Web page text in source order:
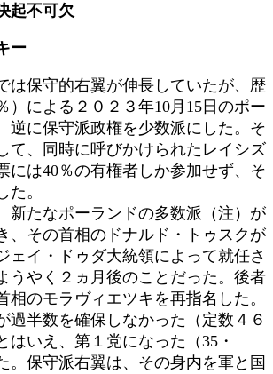
起不可欠
ー
は保守的右翼が伸長していたが、歴
）による２０２３年10月15日のポー
逆に保守派政権を少数派にした。そ
て、同時に呼びかけられたレイシズ
には40％の有権者しか参加せず、そ
た。
新たなポーランドの多数派（注）が
、その首相のドナルド・トゥスクが
ェイ・ドゥダ大統領によって就任さ
うやく２ヵ月後のことだった。後者
相のモラヴィエツキを再指名した。
過半数を確保しなかった（定数４６
はいえ、第１党になった（35・
。保守派右翼は、その身内を軍と国